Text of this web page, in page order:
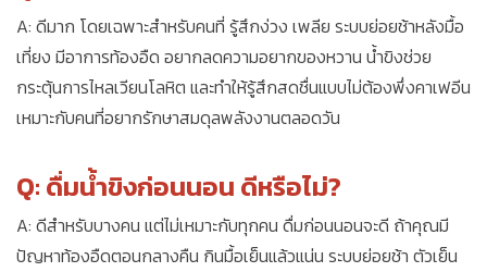
A: ดีมาก โดยเฉพาะสำหรับคนที่ รู้สึกง่วง เพลีย ระบบย่อยช้าหลังมื้อ
เที่ยง มีอาการท้องอืด อยากลดความอยากของหวาน น้ำขิงช่วย
กระตุ้นการไหลเวียนโลหิต และทำให้รู้สึกสดชื่นแบบไม่ต้องพึ่งคาเฟอีน
เหมาะกับคนที่อยากรักษาสมดุลพลังงานตลอดวัน
Q: ดื่มน้ำขิงก่อนนอน ดีหรือไม่?
A: ดีสำหรับบางคน แต่ไม่เหมาะกับทุกคน ดื่มก่อนนอนจะดี ถ้าคุณมี
ปัญหาท้องอืดตอนกลางคืน กินมื้อเย็นแล้วแน่น ระบบย่อยช้า ตัวเย็น